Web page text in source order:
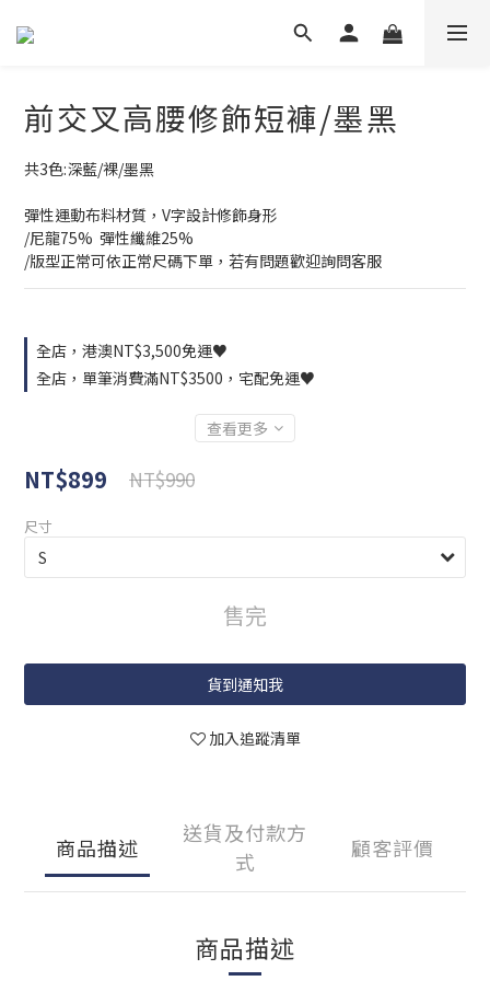
前交叉高腰修飾短褲/墨黑
共3色:深藍/裸/墨黑
彈性運動布料材質，V字設計修飾身形
/尼龍75%  彈性纖維25%
/版型正常可依正常尺碼下單，若有問題歡迎詢問客服
全店，港澳NT$3,500免運♥
全店，單筆消費滿NT$3500，宅配免運♥
查看更多
NT$899 NT$990
尺寸
售完
貨到通知我
加入追蹤清單
商品描述
送貨及付款方
式
顧客評價
商品描述